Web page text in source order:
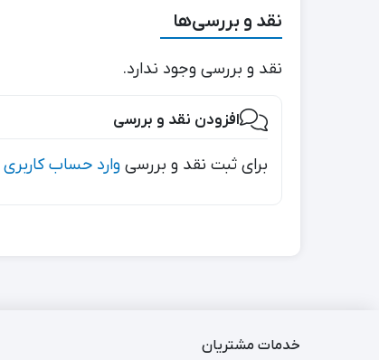
نقد و بررسی‌ها
نقد و بررسی وجود ندارد.
افزودن نقد و بررسی
برای ثبت نقد و بررسی وارد حساب کاربری
خدمات مشتریان